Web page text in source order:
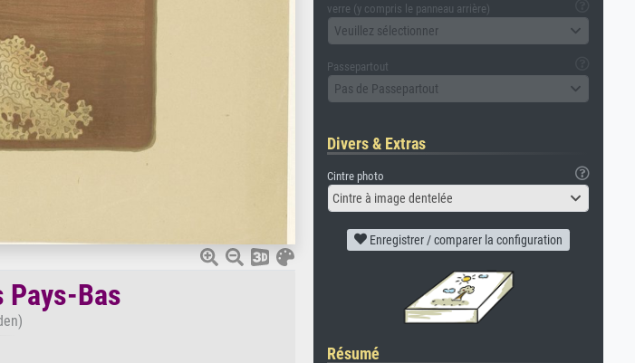
Pays-Bas
verre (y compris le panneau arrière)
Veuillez sélectionner
Passepartout
Pas de Passepartout
Divers & Extras
Cintre photo
Cintre à image dentelée
Enregistrer / comparer la configuration
Résumé